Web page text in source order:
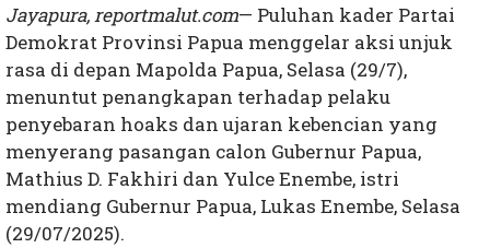
Jayapura, reportmalut.com— Puluhan kader Partai
Demokrat Provinsi Papua menggelar aksi unjuk
rasa di depan Mapolda Papua, Selasa (29/7),
menuntut penangkapan terhadap pelaku
penyebaran hoaks dan ujaran kebencian yang
menyerang pasangan calon Gubernur Papua,
Mathius D. Fakhiri dan Yulce Enembe, istri
mendiang Gubernur Papua, Lukas Enembe, Selasa
(29/07/2025).